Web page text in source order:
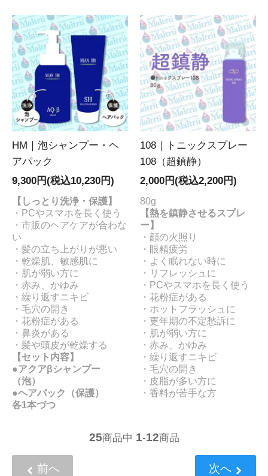
HM｜泡シャンプー・ヘ
アパック
9,300円(税込10,230円)
【しっとり洗浄・保護】
・PCやスマホを長く使う
・市販のヘアケアが合わな
い
・髪の立ち上がりが悪い
・乾燥肌、敏感肌に
・肌が弱い方に
・赤み、かゆみ
・繰り返すニキビ
・毛穴の開き
・花粉症がある
・鼻炎がある
・髪や頭皮が乾燥する
【セット内容】
●アクアβシャンプー
（泡）
●ヘアパック（保護）
各1本づつ
108｜トニックスプレー
108（超鎮静）
2,000円(税込2,200円)
80g
【熱を鎮静させるスプレ
ー】
・顔の火照り
・眼精疲労
・よく眠れない時に
・リフレッシュに
・PCやスマホを長く使う
・花粉症がある
・ホットフラッシュに
・更年期の不定愁訴に
・肌が弱い方に
・赤み、かゆみ
・繰り返すニキビ
・毛穴の開き
・皮脂が多い方に
・香料が苦手な方
25商品中 1-12商品
前へ 次へ